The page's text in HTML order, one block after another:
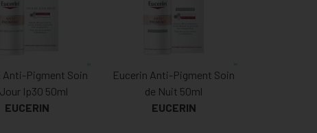
Anti-Pigment Soin
Ip30 50ml
EUCERIN
Eucerin Anti-Pigment Soin
de Nuit 50ml
EUCERIN